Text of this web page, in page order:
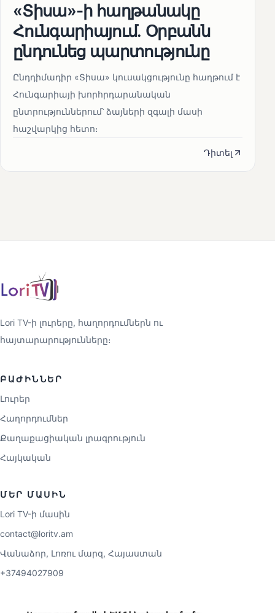
«Տիսա»-ի հաղթանակը
Հունգարիայում․ Օրբանն
ընդունեց պարտությունը
Ընդդիմադիր «Տիսա» կուսակցությունը հաղթում է
Հունգարիայի խորհրդարանական
ընտրություններում՝ ձայների զգալի մասի
հաշվարկից հետո։
Դիտել
Lori TV-ի լուրերը, հաղորդումներն ու
հայտարարությունները։
ԲԱԺԻՆՆԵՐ
Լուրեր
Հաղորդումներ
Քաղաքացիական լրագրություն
Հայկական
ՄԵՐ ՄԱՍԻՆ
Lori TV-ի մասին
contact@loritv.am
Վանաձոր, Լոռու մարզ, Հայաստան
+37494027909